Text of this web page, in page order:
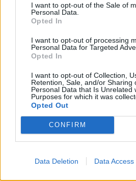
I want to opt-out of the Sale of
Personal Data.
Opted In
I want to opt-out of processing
Personal Data for Targeted
Opted In
I want to opt-out of Collection,
Retention, Sale, and/or Sharing
Personal Data that Is Unrelated
Purposes for which it was
Opted Out
CONFIRM
Data Deletion Data Access